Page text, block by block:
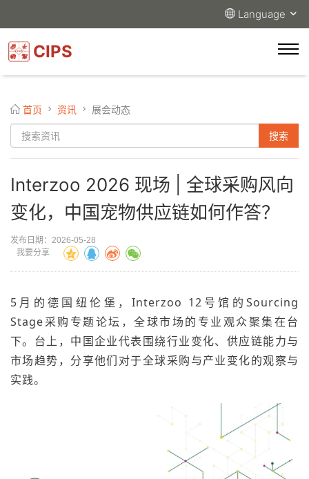
Language
CIPS
首页 资讯 展会动态
Interzoo 2026 现场 | 全球采购风向
变化，中国宠物供应链如何作答？
发布日期：2026-05-28
我要分享
5月的德国纽伦堡，Interzoo 12号馆的Sourcing
Stage采购专题论坛，全球市场的专业观众聚集在台
下。台上，中国企业代表围绕行业变化、供应链能力与
市场趋势，分享他们对于全球采购与产业变化的观察与
实践。